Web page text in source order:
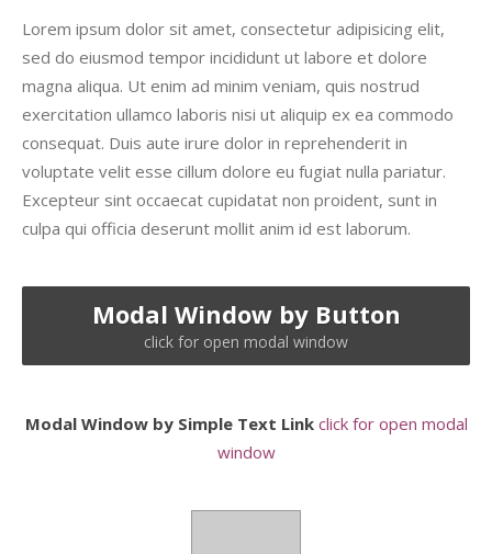
Lorem ipsum dolor sit amet, consectetur adipisicing elit,
sed do eiusmod tempor incididunt ut labore et dolore
magna aliqua. Ut enim ad minim veniam, quis nostrud
exercitation ullamco laboris nisi ut aliquip ex ea commodo
consequat. Duis aute irure dolor in reprehenderit in
voluptate velit esse cillum dolore eu fugiat nulla pariatur.
Excepteur sint occaecat cupidatat non proident, sunt in
culpa qui officia deserunt mollit anim id est laborum.
Modal Window by Button
click for open modal window
Modal Window by Simple Text Linkclick for open modal
window